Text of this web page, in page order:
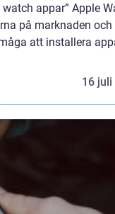
appar” Apple
på marknaden och
att installera
16 juli